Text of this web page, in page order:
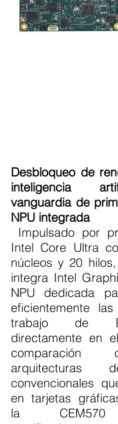
Desbloqueo de
inteligencia
vanguardia de
NPU integrada
Intel Core Ultra
núcleos y 20
integra Intel
NPU dedicada
eficientemente
trabajo de
directamente en
arquitecturas
convencionales
en tarjetas
la CEM570